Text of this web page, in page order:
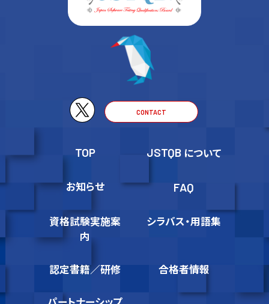
CONTACT
TOP JSTQB について
お知らせ FAQ
資格試験実施案
内
シラバス・用語集
認定書籍／研修 合格者情報